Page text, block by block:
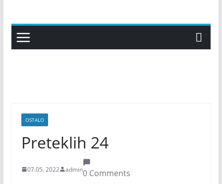
content
OSTALO
Preteklih 24
07.05. 2022 admin0 Comments